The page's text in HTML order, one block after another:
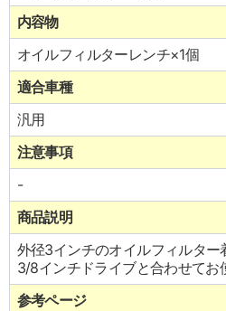
内容物
オイルフィルターレンチ×1個
適合車種
汎用
注意事項
-
商品説明
外径3インチのオイルフィルター
3/8インチドライブと合わせてお
参考ページ